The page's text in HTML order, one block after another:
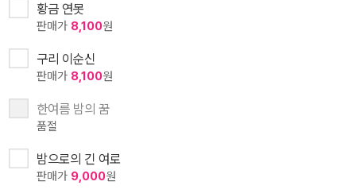
황금 연못
판매가 8,100원
구리 이순신
판매가 8,100원
한여름 밤의 꿈
품절
밤으로의 긴 여로
판매가 9,000원